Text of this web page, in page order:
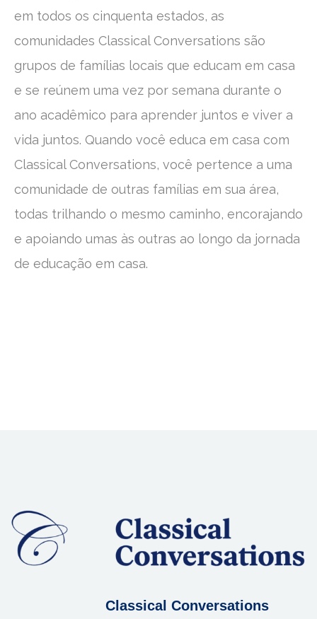
em todos os cinquenta estados, as
comunidades Classical Conversations são
grupos de famílias locais que educam em casa
e se reúnem uma vez por semana durante o
ano acadêmico para aprender juntos e viver a
vida juntos. Quando você educa em casa com
Classical Conversations, você pertence a uma
comunidade de outras famílias em sua área,
todas trilhando o mesmo caminho, encorajando
e apoiando umas às outras ao longo da jornada
de educação em casa.
Classical Conversations